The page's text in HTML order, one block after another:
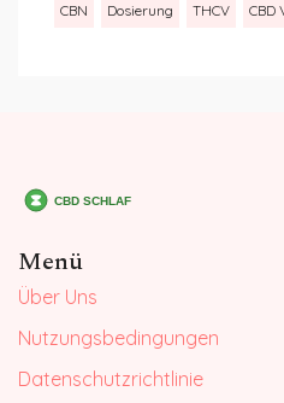
CBN Dosierung THCV CBD
Menü
Über Uns
Nutzungsbedingungen
Datenschutzrichtlinie